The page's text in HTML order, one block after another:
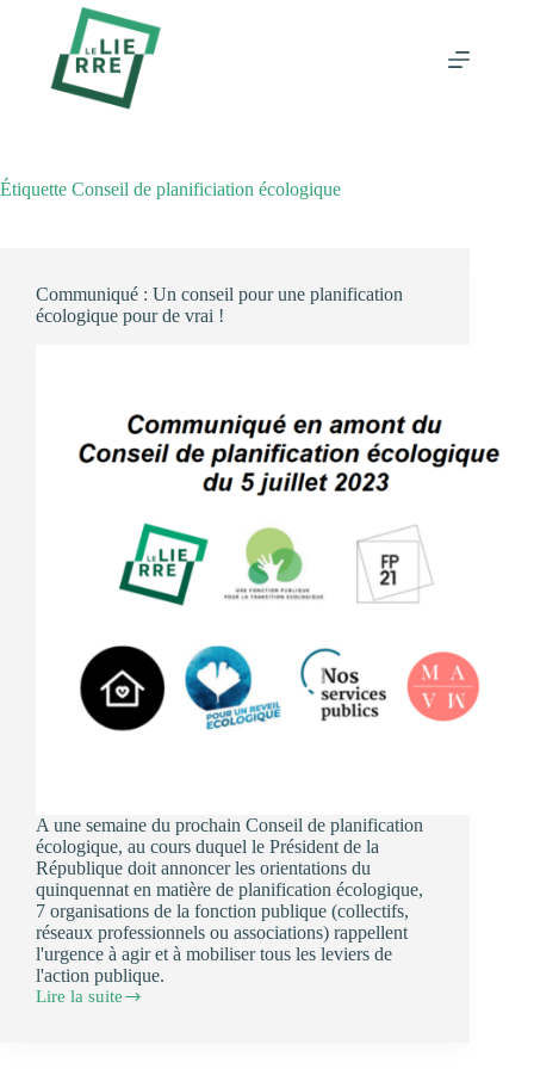
Étiquette Conseil de planificiation écologique
Communiqué : Un conseil pour une planification
écologique pour de vrai !
A une semaine du prochain Conseil de planification
écologique, au cours duquel le Président de la
République doit annoncer les orientations du
quinquennat en matière de planification écologique,
7 organisations de la fonction publique (collectifs,
réseaux professionnels ou associations) rappellent
l'urgence à agir et à mobiliser tous les leviers de
l'action publique.
Lire la suite
Communiqué